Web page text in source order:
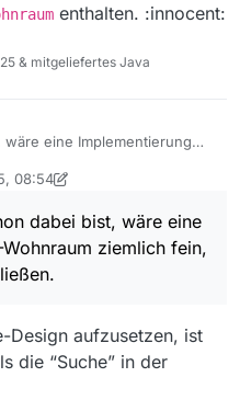
enthalten. :innocent:
& mitgeliefertes Java
eine Implementierung
bekäme man alles von
08:54
dabei bist, wäre eine
ziemlich fein,
Design aufzusetzen, ist
die “Suche” in der